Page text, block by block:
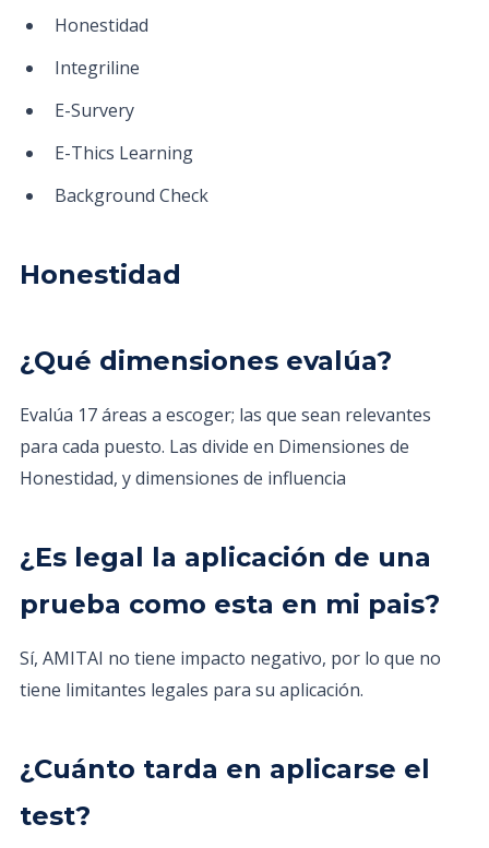
Honestidad
Integriline
E-Survery
E-Thics Learning
Background Check
Honestidad
¿Qué dimensiones evalúa?
Evalúa 17 áreas a escoger; las que sean relevantes
para cada puesto. Las divide en Dimensiones de
Honestidad, y dimensiones de influencia
¿Es legal la aplicación de una
prueba como esta en mi pais?
Sí, AMITAI no tiene impacto negativo, por lo que no
tiene limitantes legales para su aplicación.
¿Cuánto tarda en aplicarse el
test?